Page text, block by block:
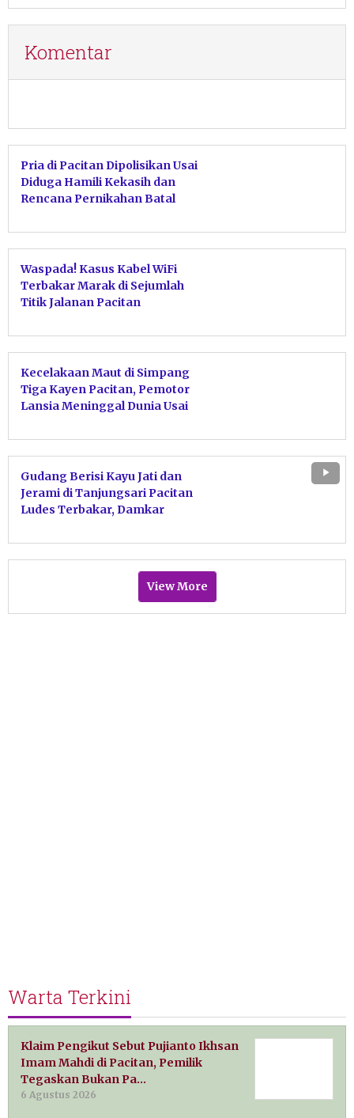
Komentar
Pria di Pacitan Dipolisikan Usai
Diduga Hamili Kekasih dan
Rencana Pernikahan Batal
Waspada! Kasus Kabel WiFi
Terbakar Marak di Sejumlah
Titik Jalanan Pacitan
Kecelakaan Maut di Simpang
Tiga Kayen Pacitan, Pemotor
Lansia Meninggal Dunia Usai
Gudang Berisi Kayu Jati dan
Jerami di Tanjungsari Pacitan
Ludes Terbakar, Damkar
View More
Warta Terkini
Klaim Pengikut Sebut Pujianto Ikhsan
Imam Mahdi di Pacitan, Pemilik
Tegaskan Bukan Pa…
6 Agustus 2026